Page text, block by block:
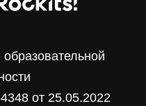
от 25.05.2022